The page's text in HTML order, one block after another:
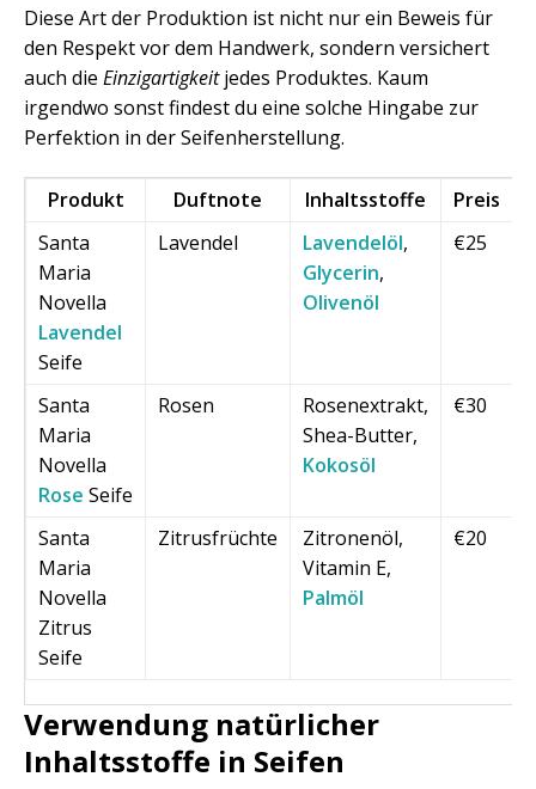
Diese Art der Produktion ist nicht nur ein Beweis für
den Respekt vor dem Handwerk, sondern versichert
auch die Einzigartigkeitjedes Produktes. Kaum
irgendwo sonst findest du eine solche Hingabe zur
Perfektion in der Seifenherstellung.
Produkt Duftnote Inhaltsstoffe
Preis
Santa
Maria
Novella
Lavendel
Seife
Lavendel Lavendelöl,
Glycerin,
Olivenöl
€25
Santa
Maria
Novella
Rose Seife
Rosen
Rosenextrakt,
Shea-Butter,
Kokosöl
€30
Santa
Maria
Novella
Zitrus
Seife
Zitrusfrüchte
Zitronenöl,
Vitamin E,
Palmöl
€20
Verwendung natürlicher
Inhaltsstoffe in Seifen